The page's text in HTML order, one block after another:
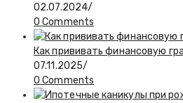
02.07.2024/
0 Comments
Как прививать финансовую
07.11.2025/
0 Comments